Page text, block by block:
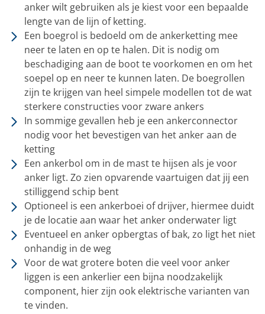
anker wilt gebruiken als je kiest voor een bepaalde
lengte van de lijn of ketting.
Een boegrol is bedoeld om de ankerketting mee
neer te laten en op te halen. Dit is nodig om
beschadiging aan de boot te voorkomen en om het
soepel op en neer te kunnen laten. De boegrollen
zijn te krijgen van heel simpele modellen tot de wat
sterkere constructies voor zware ankers
In sommige gevallen heb je een ankerconnector
nodig voor het bevestigen van het anker aan de
ketting
Een ankerbol om in de mast te hijsen als je voor
anker ligt. Zo zien opvarende vaartuigen dat jij een
stilliggend schip bent
Optioneel is een ankerboei of drijver, hiermee duidt
je de locatie aan waar het anker onderwater ligt
Eventueel en anker opbergtas of bak, zo ligt het niet
onhandig in de weg
Voor de wat grotere boten die veel voor anker
liggen is een ankerlier een bijna noodzakelijk
component, hier zijn ook elektrische varianten van
te vinden.